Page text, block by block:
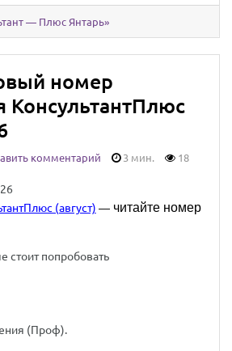
— Плюс Янтарь»
номер
КонсультантПлюс
комментарий 3 мин. 18
(август) — читайте номер
стоит попробовать
(Проф).